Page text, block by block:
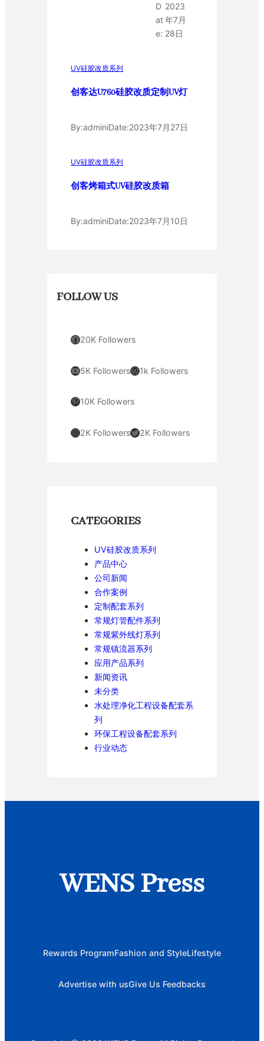
D
at
e:
2023
年7月
28日
UV硅胶改质系列
创客达U760硅胶改质定制UV灯
By:adminiDate:2023年7月27日
UV硅胶改质系列
创客烤箱式UV硅胶改质箱
By:adminiDate:2023年7月10日
FOLLOW US
Facebook 20K Followers
YouTube 5K FollowersWordPress 1k Followers
Pinterest 10K Followers
Instagram 2K FollowersTwitter 2K Followers
CATEGORIES
UV硅胶改质系列
产品中心
公司新闻
合作案例
定制配套系列
常规灯管配件系列
常规紫外线灯系列
常规镇流器系列
应用产品系列
新闻资讯
未分类
水处理净化工程设备配套系
列
环保工程设备配套系列
行业动态
WENS Press
Rewards ProgramFashion and StyleLifestyle
Advertise with usGive Us Feedbacks